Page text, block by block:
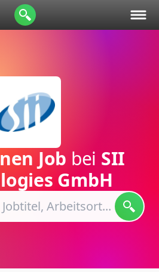
Job bei SII
GmbH